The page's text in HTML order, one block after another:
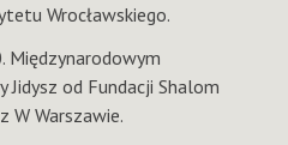
Wrocławskiego.
Międzynarodowym
Jidysz od Fundacji Shalom
W Warszawie.